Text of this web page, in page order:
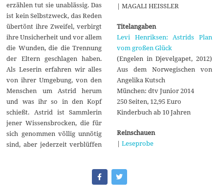
erzählen tut sie unablässig. Das
ist kein Selbstzweck, das Reden
übertönt ihre Zweifel, verbirgt
ihre Unsicherheit und vor allem
die Wunden, die die Trennung
der Eltern geschlagen haben.
Als Leserin erfahren wir alles
von ihrer Umgebung, von den
Menschen um Astrid herum
und was ihr so in den Kopf
schießt. Astrid ist Sammlerin
jener Wissensbrocken, die für
sich genommen völlig unnötig
sind, aber jederzeit verblüffen
| MAGALI HEISSLER
Titelangaben
Levi Henriksen: Astrids Plan
vom großen Glück
(Engelen in Djevelgapet, 2012)
Aus dem Norwegischen von
Angelika Kutsch
München: dtv Junior 2014
250 Seiten, 12,95 Euro
Kinderbuch ab 10 Jahren
Reinschauen
| Leseprobe